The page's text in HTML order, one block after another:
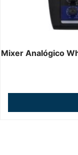
Mixer Analógico